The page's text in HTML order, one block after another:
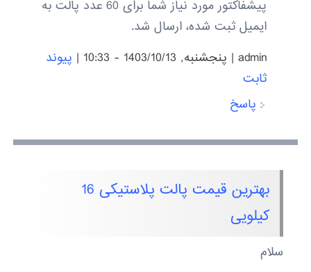
پیشفاکتور مورد نیاز شما برای 60 عدد پالت به
ایمیل ثبت شده، ارسال شد.
admin
| پنجشنبه, 1403/10/13 - 10:33 | پیوند
ثابت
پاسخ
بهترین قیمت پالت پلاستیکی 16
کیلویی
سلام